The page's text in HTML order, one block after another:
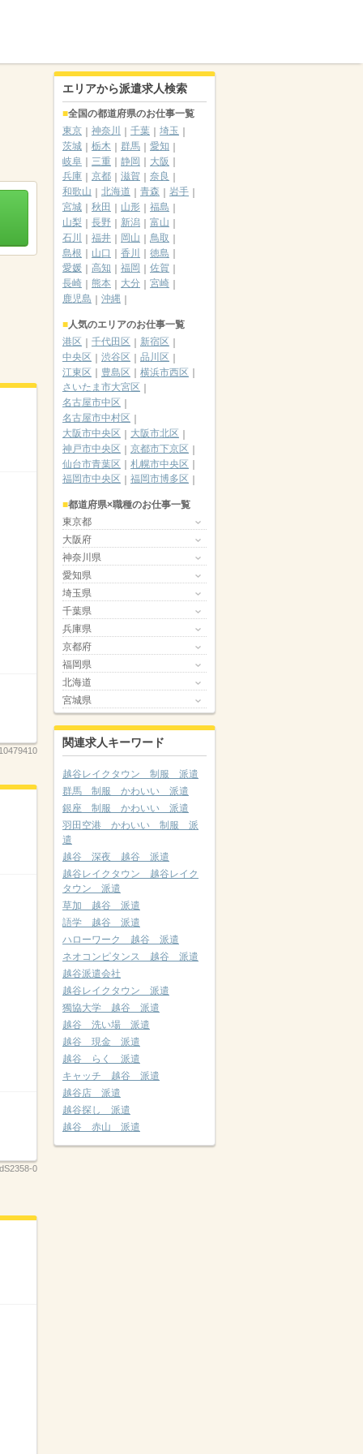
dS2358-0
エリアから派遣求人検索
全国の都道府県のお仕事一覧
東京
神奈川 千葉
埼玉
茨城
栃木 群馬
愛知
岐阜
三重 静岡
大阪
兵庫
京都 滋賀
奈良
和歌山
北海道 青森
岩手
宮城
秋田 山形
福島
山梨
長野 新潟
富山
石川
福井 岡山
鳥取
島根
山口 香川
徳島
愛媛
高知 福岡
佐賀
長崎
熊本 大分
宮崎
鹿児島
沖縄
人気のエリアのお仕事一覧
港区
千代田区
新宿区
中央区
渋谷区
品川区
江東区
豊島区
横浜市西区
さいたま市大宮区
名古屋市中区
名古屋市中村区
大阪市中央区
大阪市北区
神戸市中央区
京都市下京区
仙台市青葉区
札幌市中央区
福岡市中央区
福岡市博多区
都道府県×職種のお仕事一覧
東京都
大阪府
神奈川県
愛知県
埼玉県
千葉県
兵庫県
京都府
福岡県
北海道
宮城県
関連求人キーワード
越谷レイクタウン 制服 派遣
群馬 制服 かわいい 派遣
銀座 制服 かわいい 派遣
羽田空港 かわいい 制服 派
遣
越谷 深夜 越谷 派遣
越谷レイクタウン 越谷レイク
タウン 派遣
草加 越谷 派遣
語学 越谷 派遣
ハローワーク 越谷 派遣
ネオコンピタンス 越谷 派遣
越谷派遣会社
越谷レイクタウン 派遣
獨協大学 越谷 派遣
越谷 洗い場 派遣
越谷 現金 派遣
越谷 らく 派遣
キャッチ 越谷 派遣
越谷店 派遣
越谷探し 派遣
越谷 赤山 派遣